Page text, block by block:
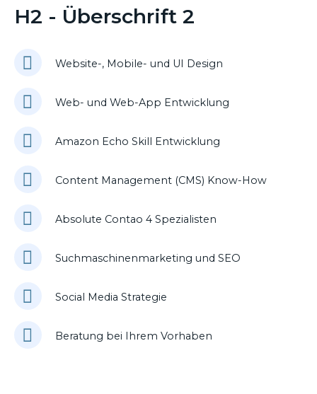
H2 - Überschrift 2
Website-, Mobile- und UI Design
Web- und Web-App Entwicklung
Amazon Echo Skill Entwicklung
Content Management (CMS) Know-How
Absolute Contao 4 Spezialisten
Suchmaschinenmarketing und SEO
Social Media Strategie
Beratung bei Ihrem Vorhaben